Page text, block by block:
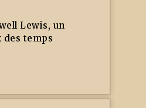
Lewis, un
des temps